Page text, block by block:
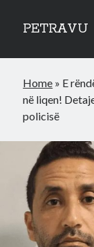
PETRAVU
Bank
Credit Cards
Uncategorized
Home » E
në liqen!
policisë